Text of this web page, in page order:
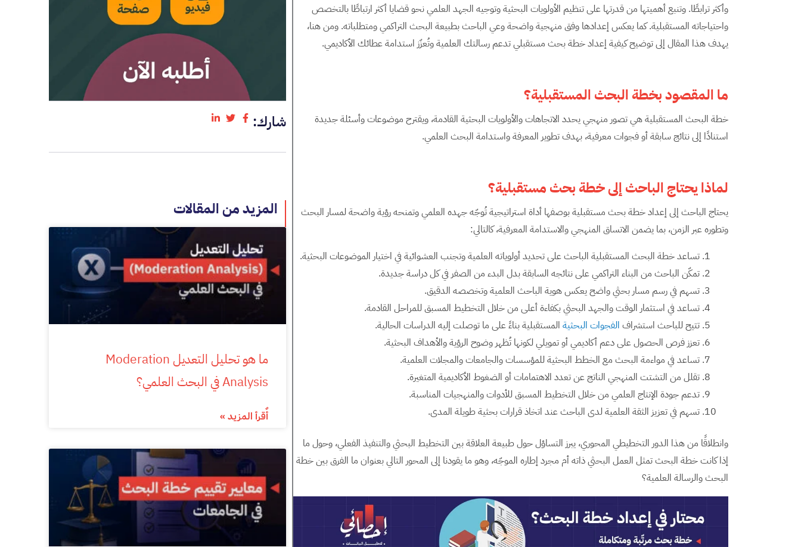
وأكثر ترابطًا. وتنبع أهميتها من قدرتها على تنظيم الأولويات البحثية وتوجيه الجهد العلمي نحو قضايا أكثر ارتباطًا بالتخصص
واحتياجاته المستقبلية. كما يعكس إعدادها وفق منهجية واضحة وعي الباحث بطبيعة البحث التراكمي ومتطلباته. ومن هنا،
يهدف هذا المقال إلى توضيح كيفية إعداد خطة بحث مستقبلي تدعم رسالتك العلمية وتُعزّز استدامة عطائك الأكاديمي.
ما المقصود بخطة البحث المستقبلية؟
خطة البحث المستقبلية هي تصور منهجي يحدد الاتجاهات والأولويات البحثية القادمة، ويقترح موضوعات وأسئلة جديدة
استنادًا إلى نتائج سابقة أو فجوات معرفية، بهدف تطوير المعرفة واستدامة البحث العلمي.
لماذا يحتاج الباحث إلى خطة بحث مستقبلية؟
يحتاج الباحث إلى إعداد خطة بحث مستقبلية بوصفها أداة استراتيجية تُوجّه جهده العلمي وتمنحه رؤية واضحة لمسار البحث
وتطوره عبر الزمن، بما يضمن الاتساق المنهجي والاستدامة المعرفية، كالتالي:
تساعد خطة البحث المستقبلية الباحث على تحديد أولوياته العلمية وتجنب العشوائية في اختيار الموضوعات البحثية.
تمكّن الباحث من البناء التراكمي على نتائجه السابقة بدل البدء من الصفر في كل دراسة جديدة.
تسهم في رسم مسار بحثي واضح يعكس هوية الباحث العلمية وتخصصه الدقيق.
تساعد في استثمار الوقت والجهد البحثي بكفاءة أعلى من خلال التخطيط المسبق للمراحل القادمة.
تتيح للباحث استشراف الفجوات البحثية المستقبلية بناءً على ما توصلت إليه الدراسات الحالية.
تعزز فرص الحصول على دعم أكاديمي أو تمويلي لكونها تُظهر وضوح الرؤية والأهداف البحثية.
تساعد في مواءمة البحث مع الخطط البحثية للمؤسسات والجامعات والمجلات العلمية.
تقلل من التشتت المنهجي الناتج عن تعدد الاهتمامات أو الضغوط الأكاديمية المتغيرة.
تدعم جودة الإنتاج العلمي من خلال التخطيط المسبق للأدوات والمنهجيات المناسبة.
تسهم في تعزيز الثقة العلمية لدى الباحث عند اتخاذ قرارات بحثية طويلة المدى.
وانطلاقًا من هذا الدور التخطيطي المحوري، يبرز التساؤل حول طبيعة العلاقة بين التخطيط البحثي والتنفيذ الفعلي، وحول ما
إذا كانت خطة البحث تمثل العمل البحثي ذاته أم مجرد إطاره الموجّه، وهو ما يقودنا إلى المحور التالي بعنوان ما الفرق بين خطة
البحث والرسالة العلمية؟
شارك:
المزيد من المقالات
ما هو تحليل التعديل Moderation
Analysis في البحث العلمي؟
أٌقرأ المزيد »